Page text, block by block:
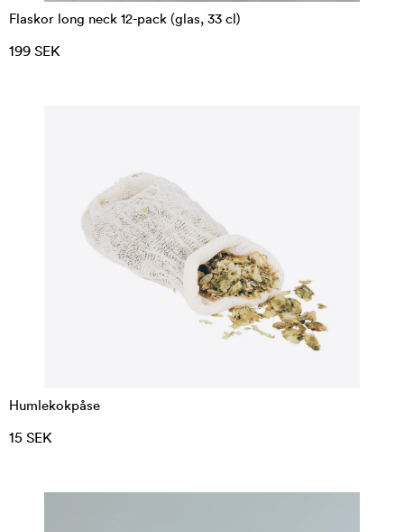
Flaskor long neck 12-pack (glas, 33 cl)
199 SEK
Humlekokpåse
15 SEK